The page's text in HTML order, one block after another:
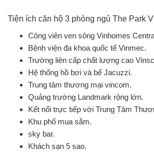
Tiện ích căn hộ 3 phòng ngủ The Park
Công viên ven sông Vinhomes
Bệnh viện đa khoa quốc tế Vinmec.
Trường liên cấp chất lượng cao
Hệ thống hồ bơi và bể Jacuzzi.
Trung tâm thương mại vincom.
Quảng trường Landmark rộng lớn.
Kết nối trực tiếp với Trung Tâm
Khu phố mua sắm.
sky bar.
Khách sạn 5 sao.